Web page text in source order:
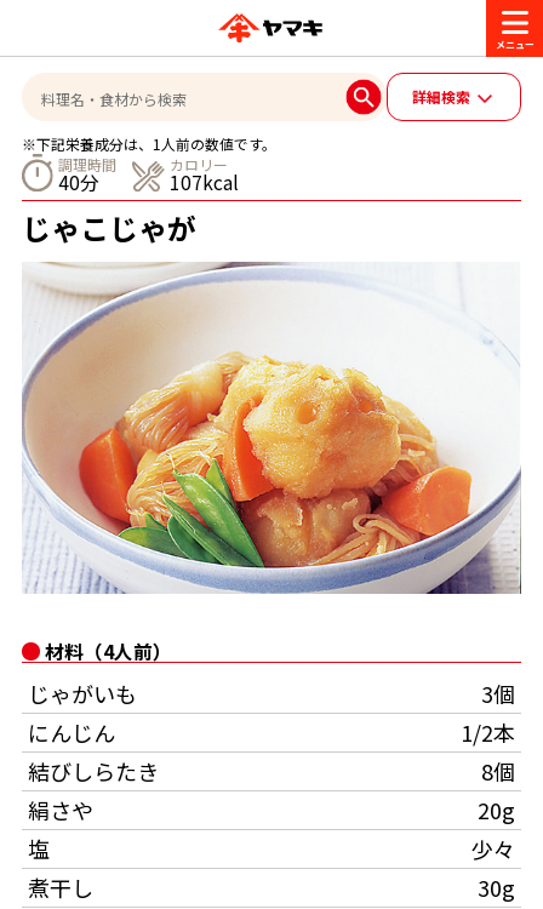
商品情報
ブランド一覧
ヤマキ『めんつゆ』 ヤマキ 割烹白だし
旨さ、別格。だし屋の鍋
レシピ
おいしいレシピを探す
おいしいレシピトップ
主食レシピ
主菜レシピ
汁物レシピ
おいしいレシピを商品から探す
かつお節レシピ
めんつゆレシピ
かつお節・だしを楽しむ
かつお節・だしを知る
だしの取り方
かつお節の削り方
かつお節・だしをもっと知る
かつお節・だしを楽しむ
だしコミュ
CM・キャンペーン
CM
キャンペーン一覧
企業・採用情報
企業情報
- 百年対話
採用情報
- ジョブリターン制
お問い合わせ
ヤマキお客様相談室
オンラインショップ
Global
詳細検索
※下記栄養成分は、1人前の数値です。
調理時間
40分
カロリー
107kcal
じゃこじゃが
材料（4人前）
じゃがいも
3個
にんじん
1/2本
結びしらたき
8個
絹さや
20g
塩
少々
煮干し
30g